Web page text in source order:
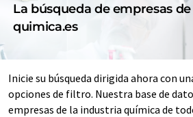
La búsqueda de empresas de
quimica.es
Inicie su búsqueda dirigida ahora con
opciones de filtro. Nuestra base de
empresas de la industria química de